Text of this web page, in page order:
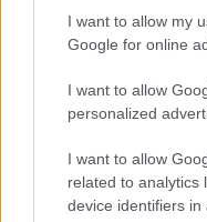
I want to allow my
Google for online
I want to allow
personalized
I want to allow
related to analytics
device identifiers in
ARTICOLI